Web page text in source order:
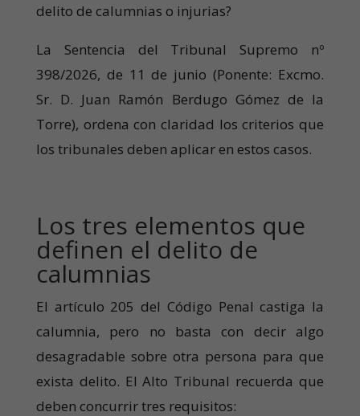
delito de calumnias o injurias?
La Sentencia del Tribunal Supremo nº
398/2026, de 11 de junio (Ponente: Excmo.
Sr. D. Juan Ramón Berdugo Gómez de la
Torre), ordena con claridad los criterios que
los tribunales deben aplicar en estos casos.
Los tres elementos que
definen el delito de
calumnias
El artículo 205 del Código Penal castiga la
calumnia, pero no basta con decir algo
desagradable sobre otra persona para que
exista delito. El Alto Tribunal recuerda que
deben concurrir tres requisitos: